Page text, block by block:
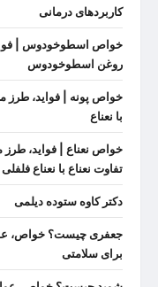
کاربردهای درمانی
خواص اسطوخودوس |
روغن اسطوخودوس
خواص پونه | فواید،
با نعناع
خواص نعناع | فواید،
تفاوت نعناع با نعناع فلفلی
دکتر کاوه ستوده دیلمی
جعفری چیست؟ خواص،
برای سلامتی